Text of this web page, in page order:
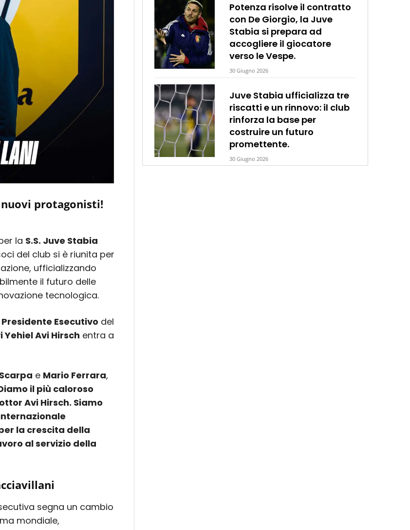
Potenza risolve il contratto
con De Giorgio, la Juve
Stabia si prepara ad
accogliere il giocatore
verso le Vespe.
30 Giugno 2026
Juve Stabia ufficializza tre
riscatti e un rinnovo: il club
rinforza la base per
costruire un futuro
promettente.
30 Giugno 2026
nuovi protagonisti!
la S.S. Juve Stabia
del club si è riunita per
ufficializzando
il futuro delle
tecnologica.
Presidente Esecutivo del
Yehiel Avi Hirsch entra a
e Mario Ferrara,
il più caloroso
Avi Hirsch. Siamo
la crescita della
al servizio della
segna un cambio
mondiale,